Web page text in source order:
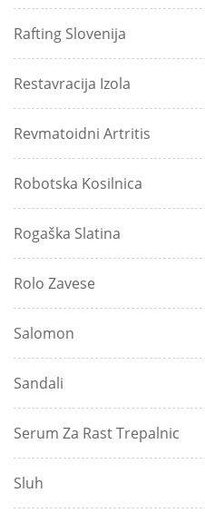
Rafting Slovenija
Restavracija Izola
Revmatoidni Artritis
Robotska Kosilnica
Rogaška Slatina
Rolo Zavese
Salomon
Sandali
Serum Za Rast Trepalnic
Sluh